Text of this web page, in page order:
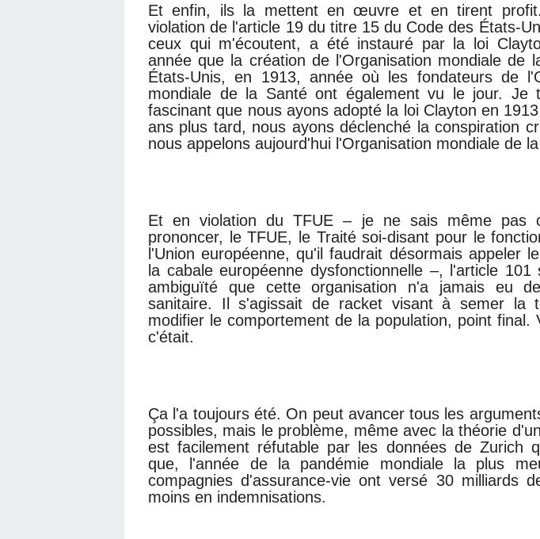
Et enfin, ils la mettent en œuvre et en tirent
violation de l'article 19 du titre 15 du Code des États-
ceux qui m'écoutent, a été instauré par la loi
année que la création de l'Organisation mondiale de
États-Unis, en 1913, année où les fondateurs de
mondiale de la Santé ont également vu le jour. Je
fascinant que nous ayons adopté la loi Clayton en
ans plus tard, nous ayons déclenché la conspiration
nous appelons aujourd'hui l'Organisation mondiale de
Et en violation du TFUE – je ne sais même pas
prononcer, le TFUE, le Traité soi-disant pour le
l'Union européenne, qu'il faudrait désormais appeler
la cabale européenne dysfonctionnelle –, l'article 101
ambiguïté que cette organisation n'a jamais eu
sanitaire. Il s'agissait de racket visant à semer la
modifier le comportement de la population, point final.
c'était.
Ça l'a toujours été. On peut avancer tous les
possibles, mais le problème, même avec la théorie
est facilement réfutable par les données de Zurich
que, l'année de la pandémie mondiale la plus
compagnies d'assurance-vie ont versé 30 milliards
moins en indemnisations.